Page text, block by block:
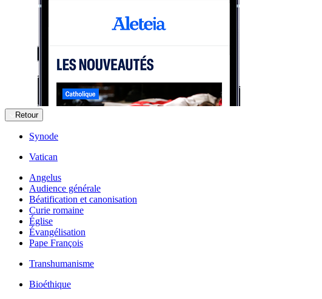
Retour
Synode
Vatican
Angelus
Audience générale
Béatification et canonisation
Curie romaine
Église
Évangélisation
Pape François
Transhumanisme
Bioéthique